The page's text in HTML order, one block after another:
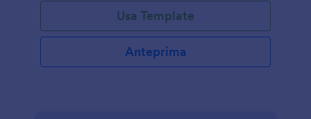
Usa Template
Anteprima